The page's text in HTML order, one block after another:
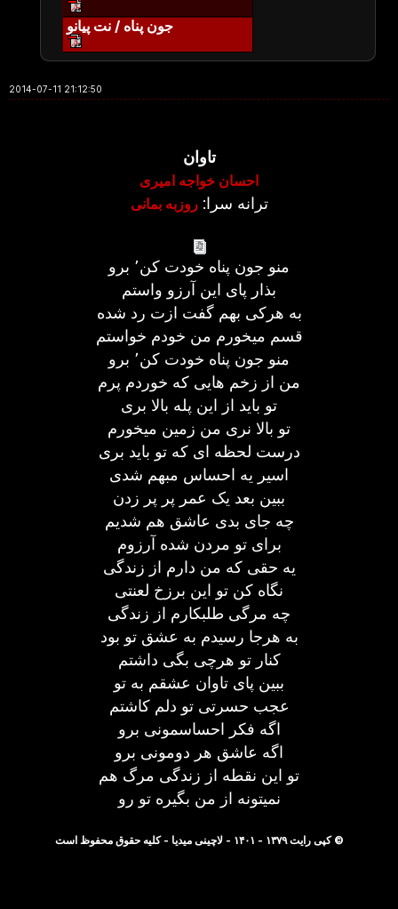
جون پناه / نت پیانو
2014-07-11 21:12:50
تاوان
احسان خواجه امیری
ترانه سرا:روزبه بمانی
منو جون پناه خودت کن٬ برو
بذار پای این آرزو واستم
به هرکی بهم گفت ازت رد شده
قسم میخورم من خودم خواستم
منو جون پناه خودت کن٬ برو
من از زخم هایی که خوردم پرم
تو باید از این پله بالا بری
تو بالا نری من زمین میخورم
درست لحظه ای که تو باید بری
اسیر یه احساس مبهم شدی
ببین بعد یک عمر پر پر زدن
چه جای بدی عاشق هم شدیم
برای تو مردن شده آرزوم
یه حقی که من دارم از زندگی
نگاه کن تو این برزخ لعنتی
چه مرگی طلبکارم از زندگی
به هرجا رسیدم به عشق تو بود
کنار تو هرچی بگی داشتم
ببین پای تاوان عشقم به تو
عجب حسرتی تو دلم کاشتم
اگه فکر احساسمونی برو
اگه عاشق هر دومونی برو
تو این نقطه از زندگی مرگ هم
نمیتونه از من بگیره تو رو
© کپی رایت ۱۳۷۹ - ۱۴۰۱ - لاچینی میدیا - کلیه حقوق محفوظ است